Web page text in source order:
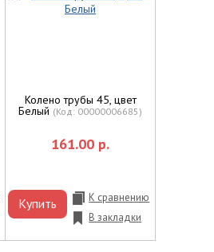
Колено трубы 45, цвет
Белый (Код: 00000006685)
161.00 р.
Купить
К сравнению
В закладки